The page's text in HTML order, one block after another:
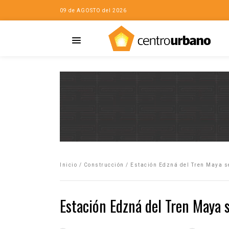
09 de AGOSTO del 2026
Inicio / Construcción / Estación Edzná del Tren Maya
Estación Edzná del Tren